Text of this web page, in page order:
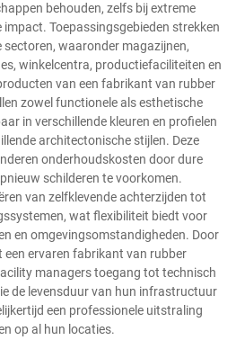
behouden, zelfs bij extreme
Toepassingsgebieden strekken
sectoren, waaronder magazijnen,
winkelcentra, productiefaciliteiten en
van een fabrikant van rubber
zowel functionele als esthetische
in verschillende kleuren en profielen
architectonische stijlen. Deze
onderhoudskosten door dure
schilderen te voorkomen.
van zelfklevende achterzijden tot
wat flexibiliteit biedt voor
en omgevingsomstandigheden. Door
een ervaren fabrikant van rubber
managers toegang tot technisch
de levensduur van hun infrastructuur
een professionele uitstraling
op al hun locaties.